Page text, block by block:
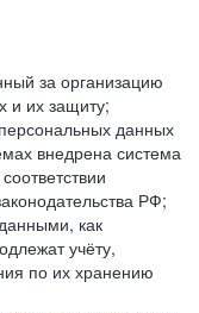
за организацию
и их защиту;
данных
внедрена система
РФ;
как
учёту,
по их хранению